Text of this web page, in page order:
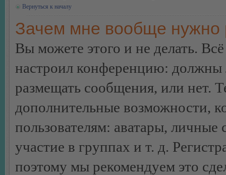
Вернуться к началу
Зачем мне вообще нужно
Вы можете этого и не делать.
настроил конференцию: должны
размещать сообщения, или нет.
дополнительные возможности,
пользователям: аватары,
участие в группах и т. д.
поэтому мы рекомендуем это